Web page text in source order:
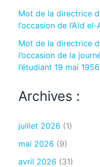
Mot de la directrice
l’occasion de l’Aïd el-
Mot de la directrice
l’occasion de la
l’étudiant 19 mai 1956
Archives :
juillet 2026 (1)
mai 2026 (9)
avril 2026 (31)